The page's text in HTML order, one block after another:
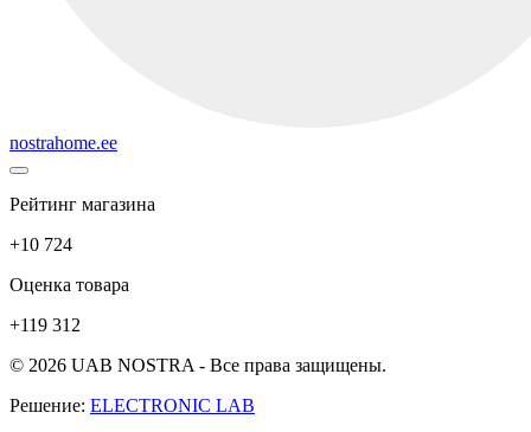
nostrahome.ee
Рейтинг магазина
+10 724
Оценка товара
+119 312
© 2026 UAB NOSTRA - Все права защищены.
Решение: ELECTRONIC LAB